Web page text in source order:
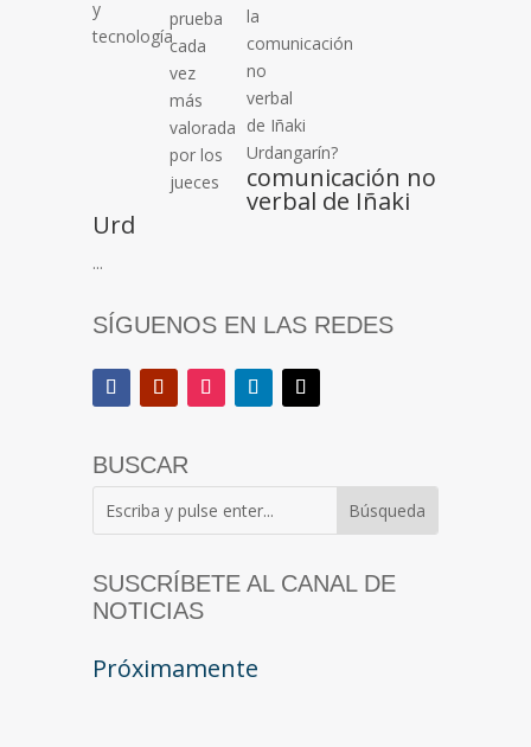
comunicación no
verbal de Iñaki
Urd
...
SÍGUENOS EN LAS REDES
BUSCAR
SUSCRÍBETE AL CANAL DE
NOTICIAS
Próximamente